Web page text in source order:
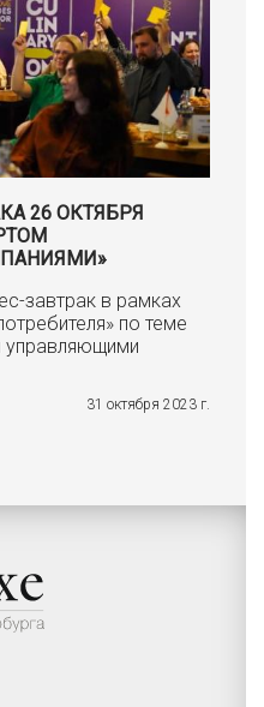
26 ОКТЯБРЯ
завтрак в рамках
по теме
управляющими
31 октября 2023 г.